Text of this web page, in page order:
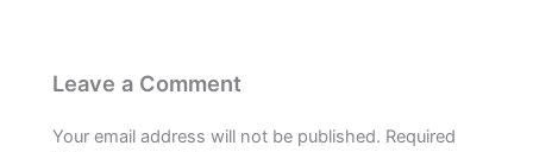
Leave a Comment
Your email address will not be published. Required